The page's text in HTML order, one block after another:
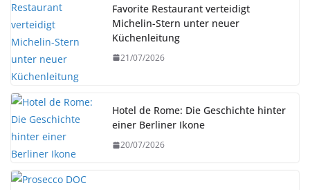
Favorite Restaurant verteidigt
Michelin-Stern unter neuer
Küchenleitung
21/07/2026
Hotel de Rome: Die Geschichte hinter
einer Berliner Ikone
20/07/2026